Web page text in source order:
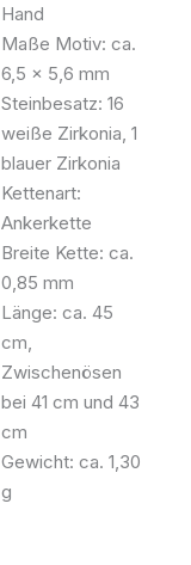
Hand
Maße Motiv: ca.
6,5 × 5,6 mm
Steinbesatz: 16
weiße Zirkonia, 1
blauer Zirkonia
Kettenart:
Ankerkette
Breite Kette: ca.
0,85 mm
Länge: ca. 45
cm,
Zwischenösen
bei 41 cm und 43
cm
Gewicht: ca. 1,30
g